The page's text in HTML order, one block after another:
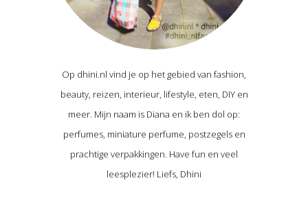
Op dhini.nl vind je op het gebied van fashion,
beauty, reizen, interieur, lifestyle, eten, DIY en
meer. Mijn naam is Diana en ik ben dol op:
perfumes, miniature perfume, postzegels en
prachtige verpakkingen. Have fun en veel
leesplezier! Liefs, Dhini